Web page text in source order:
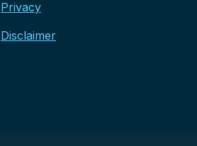
Privacy
Disclaimer